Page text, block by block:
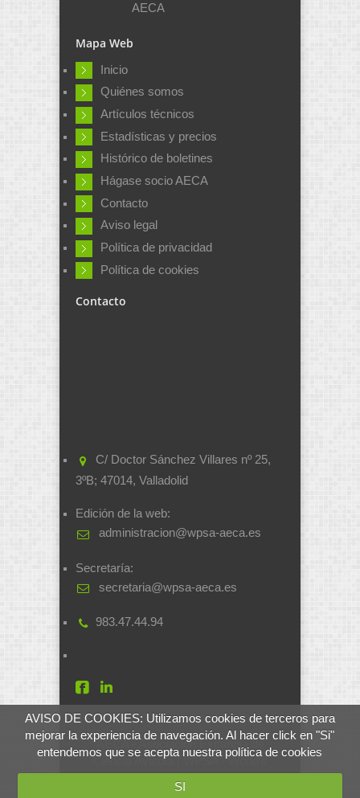
AVISO DE COOKIES: Utilizamos cookies de terceros para
mejorar la experiencia de navegación. Al hacer click en "Si"
entendemos que se acepta nuestra política de cookies
SI
AECA
Mapa Web
Inicio
Quiénes somos
Artículos técnicos
Estadísticas y precios
Histórico de boletines
Hágase socio AECA
Contacto
Aviso legal
Política de privacidad
Política de cookies
Contacto
C/ Doctor Sánchez Villares nº 25,
3ºB; 47014, Valladolid
Edición de la web:
administracion@wpsa-aeca.es
Secretaría:
secretaria@wpsa-aeca.es
983.47.44.94
AECA - Asociación Española de
Ciencia Avícola | WPSA - World's
Desarrollado por